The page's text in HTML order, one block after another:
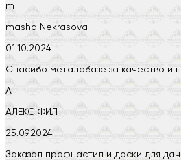
m
masha Nekrasova
01.10.2024
Спасибо металобазе за качество и
А
АЛЕКС ФИЛ
25.09.2024
Заказал профнастил и доски для